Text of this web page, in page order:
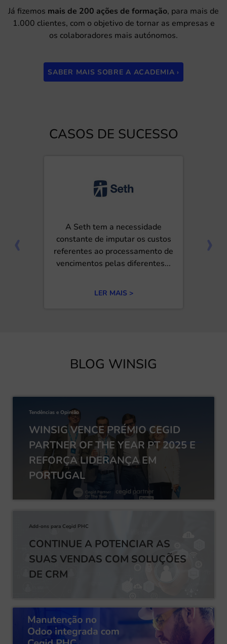
Já fizemos mais de 200 ações de formação, para mais de
1.000 clientes, com o objetivo de tornar as empresas e
os colaboradores mais autónomos.
SABER MAIS SOBRE A ACADEMIA ›
CASOS DE SUCESSO
A Seth tem a necessidade
constante de imputar os custos
referentes ao processamento de
vencimentos pelas diferentes...
LER MAIS >
‹ ›
BLOG WINSIG
Tendências e Opinião
WINSIG VENCE PRÉMIO CEGID
PARTNER OF THE YEAR PT 2025 E
REFORÇA LIDERANÇA EM
PORTUGAL
Add-ons para Cegid PHC
CONTINUE A POTENCIAR AS
SUAS VENDAS COM SOLUÇÕES
DE CRM